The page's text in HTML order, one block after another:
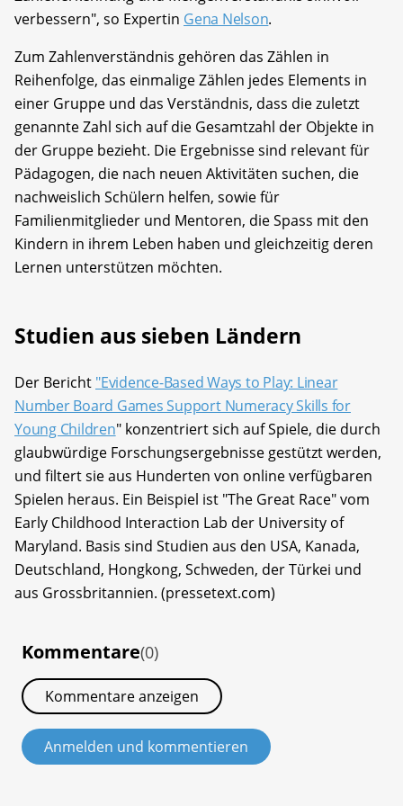
verbessern", so Expertin Gena Nelson.
Zum Zahlenverständnis gehören das Zählen in
Reihenfolge, das einmalige Zählen jedes Elements in
einer Gruppe und das Verständnis, dass die zuletzt
genannte Zahl sich auf die Gesamtzahl der Objekte in
der Gruppe bezieht. Die Ergebnisse sind relevant für
Pädagogen, die nach neuen Aktivitäten suchen, die
nachweislich Schülern helfen, sowie für
Familienmitglieder und Mentoren, die Spass mit den
Kindern in ihrem Leben haben und gleichzeitig deren
Lernen unterstützen möchten.
Studien aus sieben Ländern
Der Bericht "Evidence-Based Ways to Play: Linear
Number Board Games Support Numeracy Skills for
Young Children" konzentriert sich auf Spiele, die durch
glaubwürdige Forschungsergebnisse gestützt werden,
und filtert sie aus Hunderten von online verfügbaren
Spielen heraus. Ein Beispiel ist "The Great Race" vom
Early Childhood Interaction Lab der University of
Maryland. Basis sind Studien aus den USA, Kanada,
Deutschland, Hongkong, Schweden, der Türkei und
aus Grossbritannien. (pressetext.com)
Kommentare(0)
Kommentare anzeigen
Anmelden und kommentieren